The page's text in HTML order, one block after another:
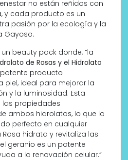
no están reñidos con
y cada producto es un
pasión por la ecología y la
Gayoso.
beauty pack donde, “la
de Rosas y el Hidrolato
producto
piel, ideal para mejorar la
y la luminosidad. Esta
propiedades
ambos hidrolatos, lo que lo
perfecto en cualquier
Rosa hidrata y revitaliza las
geranio es un potente
a la renovación celular.”